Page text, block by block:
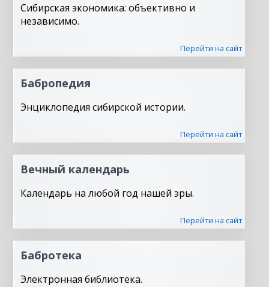
Сибирская экономика: объективно и
независимо.
Перейти на сайт
Бабропедия
Энциклопедия сибирской истории.
Перейти на сайт
Вечный календарь
Календарь на любой год нашей эры.
Перейти на сайт
Бабротека
Электронная библиотека.